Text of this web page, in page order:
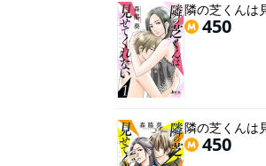
隣の芝くんは
450
隣の芝くんは
450